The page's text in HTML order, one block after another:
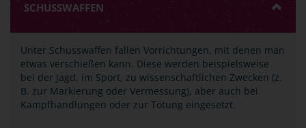
SCHUSSWAFFEN
Unter Schusswaffen fallen Vorrichtungen, mit denen man
etwas verschießen kann. Diese werden beispielsweise
bei der Jagd, im Sport, zu wissenschaftlichen Zwecken (z.
B. zur Markierung oder Vermessung), aber auch bei
Kampfhandlungen oder zur Tötung eingesetzt.